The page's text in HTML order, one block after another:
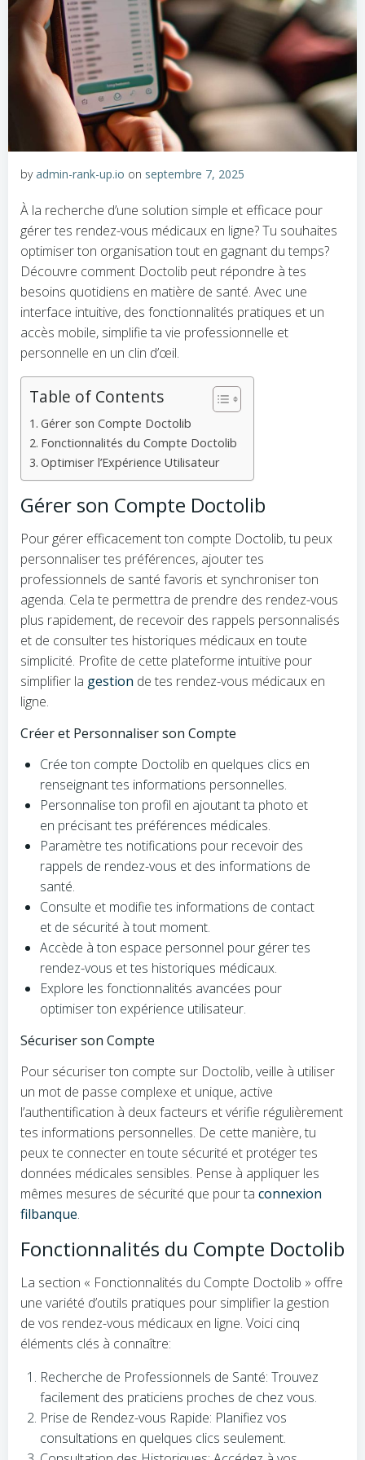
byadmin-rank-up.io on septembre 7, 2025
À la recherche d’une solution simple et efficace pour
gérer tes rendez-vous médicaux en ligne? Tu souhaites
optimiser ton organisation tout en gagnant du temps?
Découvre comment Doctolib peut répondre à tes
besoins quotidiens en matière de santé. Avec une
interface intuitive, des fonctionnalités pratiques et un
accès mobile, simplifie ta vie professionnelle et
personnelle en un clin d’œil.
Table of Contents
Gérer son Compte Doctolib
Fonctionnalités du Compte Doctolib
Optimiser l’Expérience Utilisateur
Gérer son Compte Doctolib
Pour gérer efficacement ton compte Doctolib, tu peux
personnaliser tes préférences, ajouter tes
professionnels de santé favoris et synchroniser ton
agenda. Cela te permettra de prendre des rendez-vous
plus rapidement, de recevoir des rappels personnalisés
et de consulter tes historiques médicaux en toute
simplicité. Profite de cette plateforme intuitive pour
simplifier la gestion de tes rendez-vous médicaux en
ligne.
Créer et Personnaliser son Compte
Crée ton compte Doctolib en quelques clics en
renseignant tes informations personnelles.
Personnalise ton profil en ajoutant ta photo et
en précisant tes préférences médicales.
Paramètre tes notifications pour recevoir des
rappels de rendez-vous et des informations de
santé.
Consulte et modifie tes informations de contact
et de sécurité à tout moment.
Accède à ton espace personnel pour gérer tes
rendez-vous et tes historiques médicaux.
Explore les fonctionnalités avancées pour
optimiser ton expérience utilisateur.
Sécuriser son Compte
Pour sécuriser ton compte sur Doctolib, veille à utiliser
un mot de passe complexe et unique, active
l’authentification à deux facteurs et vérifie régulièrement
tes informations personnelles. De cette manière, tu
peux te connecter en toute sécurité et protéger tes
données médicales sensibles. Pense à appliquer les
mêmes mesures de sécurité que pour ta connexion
filbanque.
Fonctionnalités du Compte Doctolib
La section « Fonctionnalités du Compte Doctolib » offre
une variété d’outils pratiques pour simplifier la gestion
de vos rendez-vous médicaux en ligne. Voici cinq
éléments clés à connaître:
Recherche de Professionnels de Santé: Trouvez
facilement des praticiens proches de chez vous.
Prise de Rendez-vous Rapide: Planifiez vos
consultations en quelques clics seulement.